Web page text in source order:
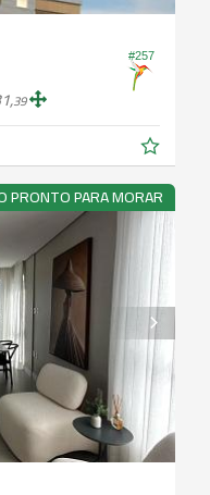
#257
39
PRONTO PARA MORAR